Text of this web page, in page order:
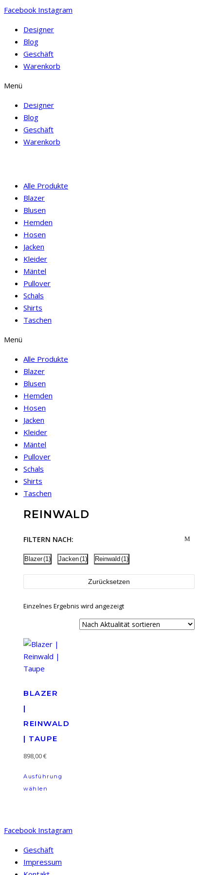
Facebook Instagram
Designer
Blog
Geschäft
Warenkorb
Menü
Designer
Blog
Geschäft
Warenkorb
Alle Produkte
Blazer
Blusen
Hemden
Hosen
Jacken
Kleider
Mäntel
Pullover
Schals
Shirts
Taschen
Menü
Alle Produkte
Blazer
Blusen
Hemden
Hosen
Jacken
Kleider
Mäntel
Pullover
Schals
Shirts
Taschen
REINWALD
FILTERN NACH:
Blazer(1) Jacken(1) Reinwald (1)
Zurücksetzen
Einzelnes Ergebnis wird angezeigt
BLAZER
|
REINWALD
| TAUPE
898,00€
Ausführung
wählen
mehrere
Varianten
auf.
Facebook Instagram
Geschäft
Impressum